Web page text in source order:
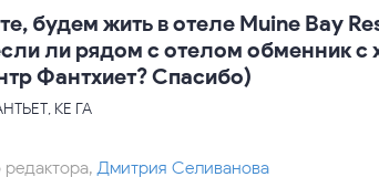
будем жить в отеле Muine Bay
ли рядом с отелом обменник
Фантхиет? Спасибо)
КЕ ГА
редактора, Дмитрия Селиванова